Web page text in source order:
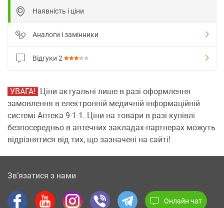
Наявність і ціни
Аналоги і замінники
Відгуки 2
УВАГА! Ціни актуальні лише в разі оформлення
замовлення в електронній медичній інформаційній
системі Аптека 9-1-1. Ціни на товари в разі купівлі
безпосередньо в аптечних закладах-партнерах можуть
відрізнятися від тих, що зазначені на сайті!
Зв’язатися з нами
Онлайн чат